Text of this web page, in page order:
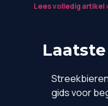
Lees volledig artikel
gids voor